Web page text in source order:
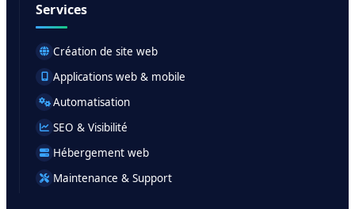
Services
Création de site web
Applications web & mobile
Automatisation
SEO & Visibilité
Hébergement web
Maintenance & Support